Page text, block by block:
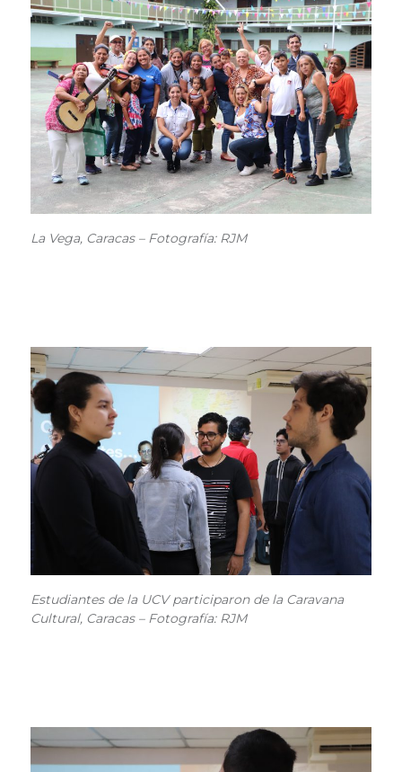
La Vega, Caracas – Fotografía: RJM
Estudiantes de la UCV participaron de la Caravana
Cultural, Caracas – Fotografía: RJM